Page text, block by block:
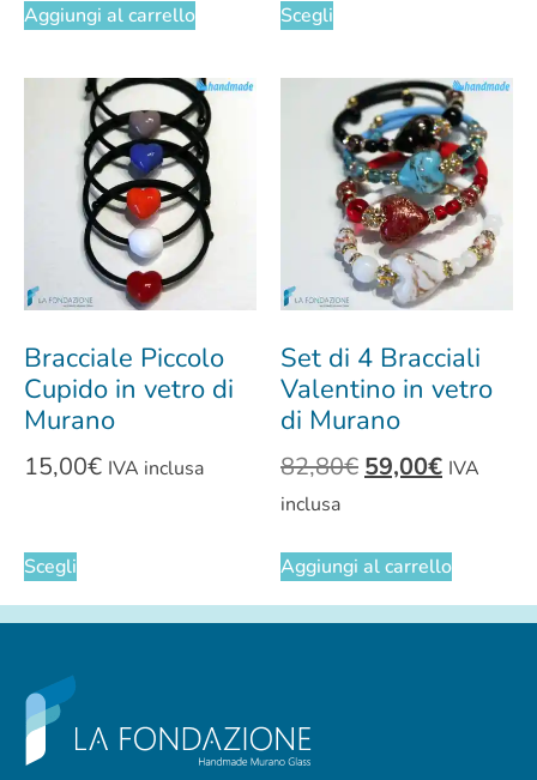
Aggiungi al carrello Scegli
Bracciale Piccolo
Cupido in vetro di
Murano
15,00€ IVA inclusa
Scegli
Set di 4 Bracciali
Valentino in vetro
di Murano
82,80€ 59,00€ IVA
inclusa
Aggiungi al carrello